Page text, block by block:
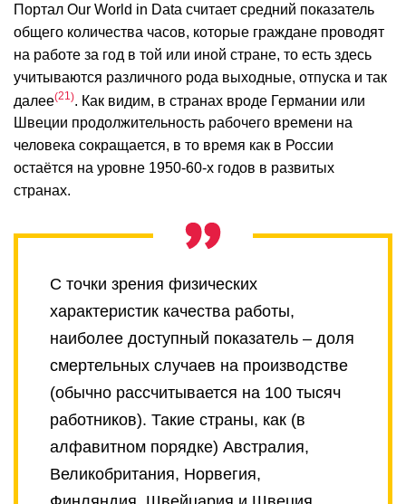
Портал Our World in Data считает средний показатель
общего количества часов, которые граждане проводят
на работе за год в той или иной стране, то есть здесь
учитываются различного рода выходные, отпуска и так
далее 21
. Как видим, в странах вроде Германии или
Швеции продолжительность рабочего времени на
человека сокращается, в то время как в России
остаётся на уровне 1950-60-х годов в развитых
странах.
С точки зрения физических
характеристик качества работы,
наиболее доступный показатель – доля
смертельных случаев на производстве
(обычно рассчитывается на 100 тысяч
работников). Такие страны, как (в
алфавитном порядке) Австралия,
Великобритания, Норвегия,